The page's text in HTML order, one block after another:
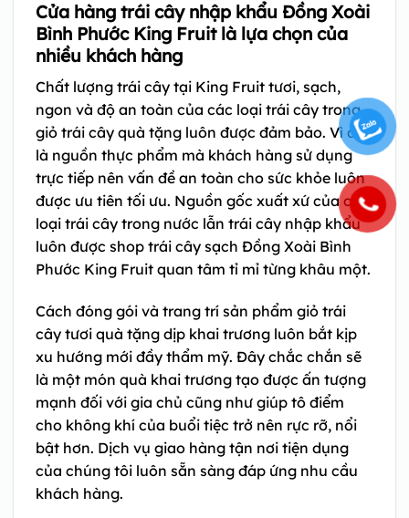
Cửa hàng trái cây nhập khẩu Đồng Xoài
Bình Phước King Fruit là lựa chọn của
nhiều khách hàng
Chất lượng trái cây tại King Fruit tươi, sạch,
ngon và độ an toàn của các loại trái cây trong
giỏ trái cây quà tặng luôn được đảm bảo. Vì đây
là nguồn thực phẩm mà khách hàng sử dụng
trực tiếp nên vấn đề an toàn cho sức khỏe luôn
được ưu tiên tối ưu. Nguồn gốc xuất xứ của các
loại trái cây trong nước lẫn trái cây nhập khẩu
luôn được shop trái cây sạch Đồng Xoài Bình
Phước King Fruit quan tâm tỉ mỉ từng khâu một.
Cách đóng gói và trang trí sản phẩm giỏ trái
cây tươi quà tặng dịp khai trương luôn bắt kịp
xu hướng mới đầy thẩm mỹ. Đây chắc chắn sẽ
là một món quà khai trương tạo được ấn tượng
mạnh đối với gia chủ cũng như giúp tô điểm
cho không khí của buổi tiệc trở nên rực rỡ, nổi
bật hơn. Dịch vụ giao hàng tận nơi tiện dụng
của chúng tôi luôn sẵn sàng đáp ứng nhu cầu
khách hàng.